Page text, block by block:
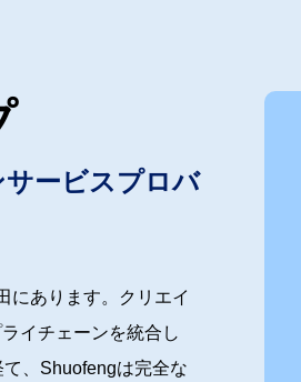
ービスプロバ
にあります。クリエイ
イチェーンを統合し
、Shuofengは完全な